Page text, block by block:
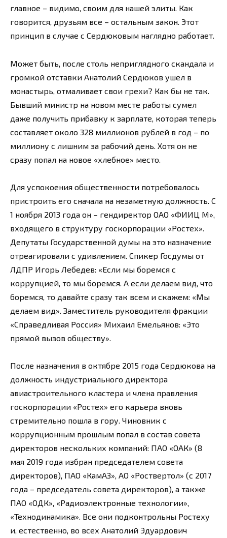
главное – видимо, своим для нашей элиты. Как
говорится, друзьям все – остальным закон. Этот
принцип в случае с Сердюковым наглядно работает.
Может быть, после столь неприглядного скандала и
громкой отставки Анатолий Сердюков ушел в
монастырь, отмаливает свои грехи? Как бы не так.
Бывший министр на новом месте работы сумел
даже получить прибавку к зарплате, которая теперь
составляет около 328 миллионов рублей в год – по
миллиону с лишним за рабочий день. Хотя он не
сразу попал на новое «хлебное» место.
Для успокоения общественности потребовалось
пристроить его сначала на незаметную должность. С
1 ноября 2013 года он – гендиректор ОАО «ФИИЦ М»,
входящего в структуру госкорпорации «Ростех».
Депутаты Государственной думы на это назначение
отреагировали с удивлением. Спикер Госдумы от
ЛДПР Игорь Лебедев: «Если мы боремся с
коррупцией, то мы боремся. А если делаем вид, что
боремся, то давайте сразу так всем и скажем: «Мы
делаем вид». Заместитель руководителя фракции
«Справедливая Россия» Михаил Емельянов: «Это
прямой вызов обществу».
После назначения в октябре 2015 года Сердюкова на
должность индустриального директора
авиастроительного кластера и члена правления
госкорпорации «Ростех» его карьера вновь
стремительно пошла в гору. Чиновник с
коррупционным прошлым попал в состав совета
директоров нескольких компаний: ПАО «ОАК» (8
мая 2019 года избран председателем совета
директоров), ПАО «КамАЗ», АО «Роствертол» (с 2017
года – председатель совета директоров), а также
ПАО «ОДК», «Радиоэлектронные технологии»,
«Технодинамика». Все они подконтрольны Ростеху
и, естественно, во всех Анатолий Эдуардович